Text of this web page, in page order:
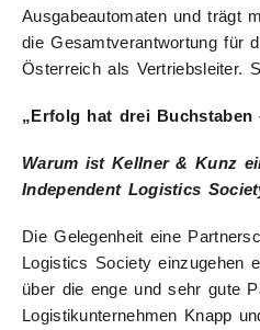
Ausgabeautomaten und trägt
die Gesamtverantwortung für
Österreich als Vertriebsleiter.
„Erfolg hat drei Buchstaben
Warum ist Kellner & Kunz
Independent Logistics
Die Gelegenheit eine
Logistics Society einzugehen
über die enge und sehr gute
Logistikunternehmen Knapp